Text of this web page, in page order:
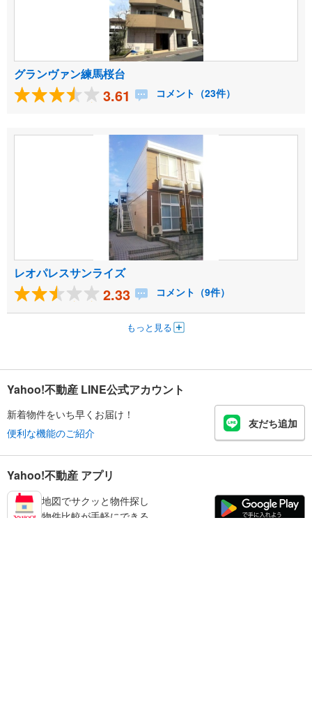
グランヴァン練馬桜台
3.61 コメント（23件）
レオパレスサンライズ
2.33 コメント（9件）
もっと見る
Yahoo!不動産 LINE公式アカウント
新着物件をいち早くお届け！
便利な機能のご紹介
友だち追加
Yahoo!不動産 アプリ
地図でサクッと物件探し
物件比較が手軽にできる